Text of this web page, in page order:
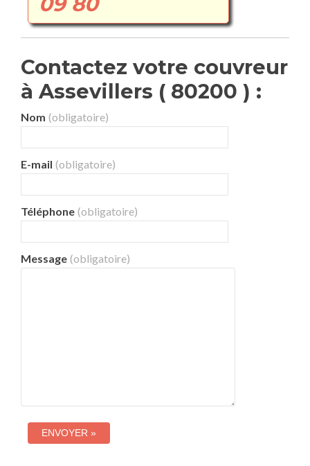
Contactez votre couvreur
à Assevillers ( 80200 ) :
Nom (obligatoire)
E-mail (obligatoire)
Téléphone (obligatoire)
Message (obligatoire)